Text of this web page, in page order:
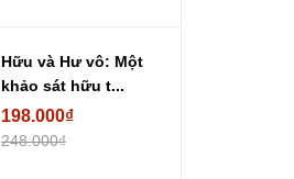
Hữu và Hư vô: Một
khảo sát hữu t...
198.000₫
248.000₫